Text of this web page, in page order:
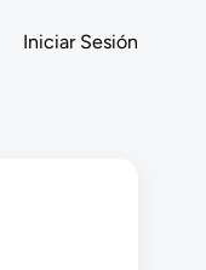
Iniciar Sesión